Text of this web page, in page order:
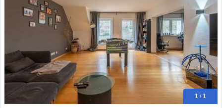
1 / 1